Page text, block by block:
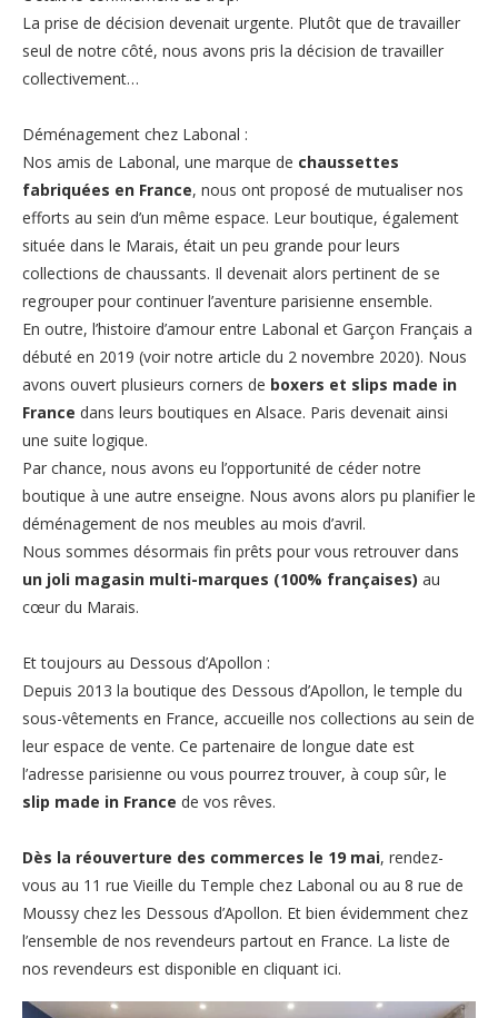
La prise de décision devenait urgente. Plutôt que de travailler
seul de notre côté, nous avons pris la décision de travailler
collectivement…
Déménagement chez Labonal :
Nos amis de Labonal, une marque de chaussettes
fabriquées en France, nous ont proposé de mutualiser nos
efforts au sein d’un même espace. Leur boutique, également
située dans le Marais, était un peu grande pour leurs
collections de chaussants. Il devenait alors pertinent de se
regrouper pour continuer l’aventure parisienne ensemble.
En outre, l’histoire d’amour entre Labonal et Garçon Français a
débuté en 2019 (voir notre article du 2 novembre 2020). Nous
avons ouvert plusieurs corners de boxers et slips made in
France dans leurs boutiques en Alsace. Paris devenait ainsi
une suite logique.
Par chance, nous avons eu l’opportunité de céder notre
boutique à une autre enseigne. Nous avons alors pu planifier le
déménagement de nos meubles au mois d’avril.
Nous sommes désormais fin prêts pour vous retrouver dans
un joli magasin multi-marques (100% françaises) au
cœur du Marais.
Et toujours au Dessous d’Apollon :
Depuis 2013 la boutique des Dessous d’Apollon, le temple du
sous-vêtements en France, accueille nos collections au sein de
leur espace de vente. Ce partenaire de longue date est
l’adresse parisienne ou vous pourrez trouver, à coup sûr, le
slip made in France de vos rêves.
Dès la réouverture des commerces le 19 mai, rendez-
vous au 11 rue Vieille du Temple chez Labonal ou au 8 rue de
Moussy chez les Dessous d’Apollon. Et bien évidemment chez
l’ensemble de nos revendeurs partout en France. La liste de
nos revendeurs est disponible en cliquant ici.